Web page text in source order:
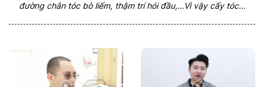
đường chân tóc bò liếm, thậm trí hói đầu,…Vì vậy cấy tóc...